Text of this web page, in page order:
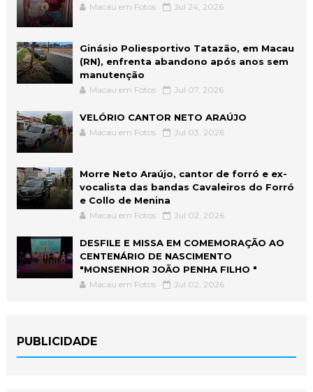
Macau em Fotos Jul 24, 2026
Ginásio Poliesportivo Tatazão, em Macau
(RN), enfrenta abandono após anos sem
manutenção
Macau em Fotos Jul 07, 2026
VELÓRIO CANTOR NETO ARAÚJO
Macau em Fotos Jul 03, 2026
Morre Neto Araújo, cantor de forró e ex-
vocalista das bandas Cavaleiros do Forró
e Collo de Menina
Macau em Fotos Jul 02, 2026
DESFILE E MISSA EM COMEMORAÇÃO AO
CENTENÁRIO DE NASCIMENTO
"MONSENHOR JOÃO PENHA FILHO "
Macau em Fotos Jul 02, 2026
PUBLICIDADE